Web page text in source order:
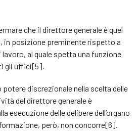
che il direttore generale è quel
in posizione preminente rispetto a
al quale spetta una funzione
gli uffici[5].
potere discrezionale nella scelta delle
del direttore generale è
esecuzione delle delibere dell’organo
però, non concorre[6].